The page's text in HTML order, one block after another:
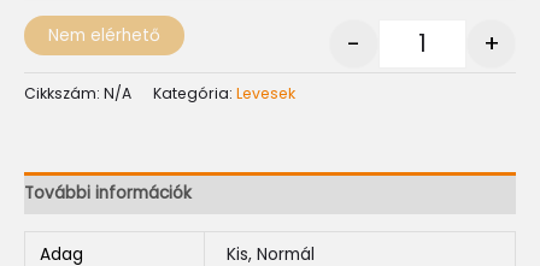
- +
Nem elérhető
Cikkszám: N/A Kategória: Levesek
További információk
Adag Kis, Normál